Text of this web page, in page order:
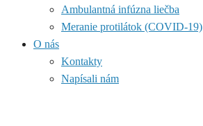
Ambulantná infúzna liečba
Meranie protilátok (COVID-19)
O nás
Kontakty
Napísali nám